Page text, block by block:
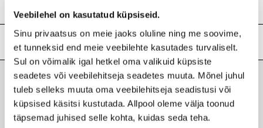
Veebilehel on kasutatud küpsiseid.
Sinu privaatsus on meie jaoks oluline ning me soovime,
et tunneksid end meie veebilehte kasutades turvaliselt.
Sul on võimalik igal hetkel oma valikuid küpsiste
seadetes või veebilehitseja seadetes muuta. Mõnel juhul
tuleb selleks muuta oma veebilehitseja seadistusi või
küpsised käsitsi kustutada. Allpool oleme välja toonud
täpsemad juhised selle kohta, kuidas seda teha.
G2019576 INGREDIENTS / INGRÉDIENTS: Isododecane,
Hydrogenated Polydecene, Silica Dimethyl Silylate [Nano] /
Silica, Imethyl Silylate, Tin Oxide, Silica, Propylene
Carbonate, Synthetic Fluorphlogopite, Disteardimonium
Hectorite, Ethylene/Propylene/Styrene Copolymer,
Ethylhexylglycerin, Butylene/Ethylene/Styrene Copolymer,
BHT, Phenoxyethanol. MAY CONTAIN / PEUT CONTENIR
(+/-): Iron Oxides (CI 77491, CI 77492, CI 77499), Titanium
Dioxide (CI 77891), Mica. <6095>
Lisainfo
Kaubamärk
NYX PROFESSIONAL MAKEUP
H0175819
Ribakood
0800897179106
Viimati vaadatud tooted